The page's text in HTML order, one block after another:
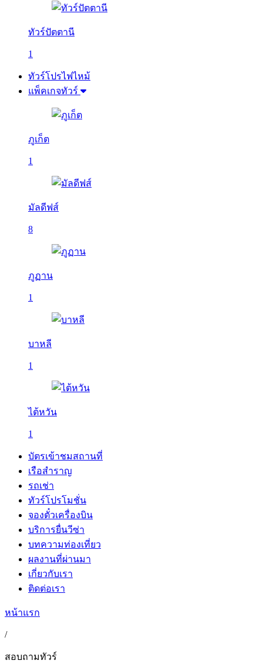
ทัวร์ปัตตานี
1
ทัวร์โปรไฟไหม้
แพ็คเกจทัวร์
ภูเก็ต
1
มัลดีฟส์
8
ภูฏาน
1
บาหลี
1
ไต้หวัน
1
บัตรเข้าชมสถานที่
เรือสำราญ
รถเช่า
ทัวร์โปรโมชั่น
จองตั๋วเครื่องบิน
บริการยื่นวีซ่า
บทความท่องเที่ยว
ผลงานที่ผ่านมา
เกี่ยวกับเรา
ติดต่อเรา
หน้าแรก
/
สอบถามทัวร์